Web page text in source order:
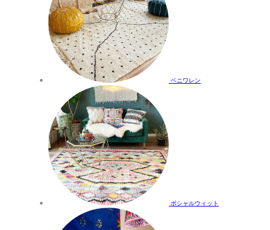
ベニワレン
ボシャルウィット